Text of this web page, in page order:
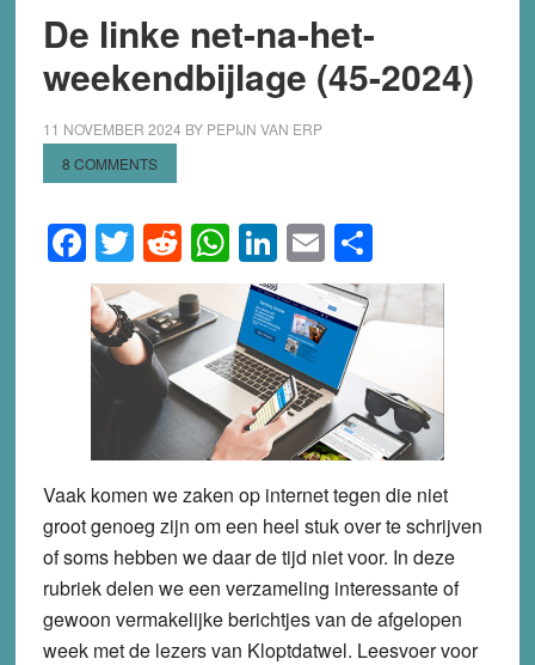
De linke net-na-het-
weekendbijlage (45-2024)
11 NOVEMBER 2024 BY PEPIJN VAN ERP
8 COMMENTS
Facebook
Twitter
Reddit
WhatsApp
LinkedIn
EmailShare
Vaak komen we zaken op internet tegen die niet
groot genoeg zijn om een heel stuk over te schrijven
of soms hebben we daar de tijd niet voor. In deze
rubriek delen we een verzameling interessante of
gewoon vermakelijke berichtjes van de afgelopen
week met de lezers van Kloptdatwel. Leesvoer voor